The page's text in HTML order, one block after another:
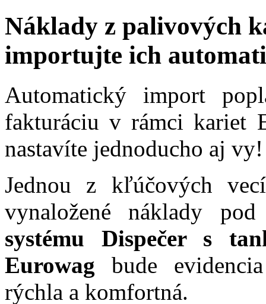
Náklady z palivových
importujte ich
Automatický import
fakturáciu v rámci kariet
nastavíte jednoducho aj vy!
Jednou z kľúčových
vynaložené náklady
systému Dispečer s
Eurowag bude
rýchla a komfortná.